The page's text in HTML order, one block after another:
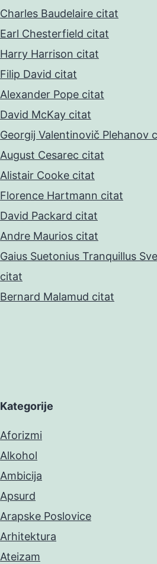
Charles Baudelaire citat
Earl Chesterfield citat
Harry Harrison citat
Filip David citat
Alexander Pope citat
David McKay citat
Georgij Valentinovič Plehanov
August Cesarec citat
Alistair Cooke citat
Florence Hartmann citat
David Packard citat
Andre Maurios citat
Gaius Suetonius Tranquillus
citat
Bernard Malamud citat
Kategorije
Aforizmi
Alkohol
Ambicija
Apsurd
Arapske Poslovice
Arhitektura
Ateizam